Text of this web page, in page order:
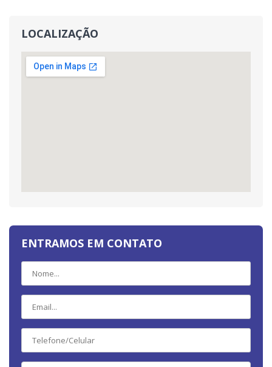
LOCALIZAÇÃO
ENTRAMOS EM CONTATO